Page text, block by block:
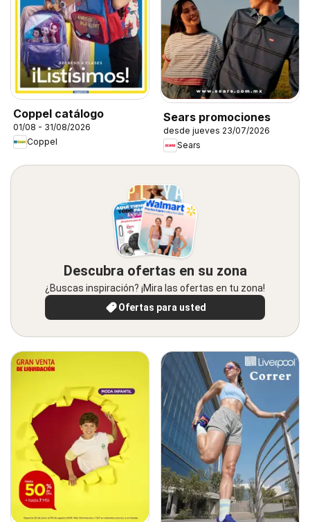
Coppel catálogo
01/08 - 31/08/2026
Coppel
Sears promociones
desde jueves 23/07/2026
Sears
Descubra ofertas en su zona
¿Buscas inspiración? ¡Mira las ofertas en tu zona!
Ofertas para usted